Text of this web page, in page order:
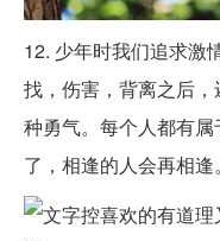
12. 少年时我们追求激
找，伤害，背离之后
种勇气。每个人都有
了，相逢的人会再相逢。